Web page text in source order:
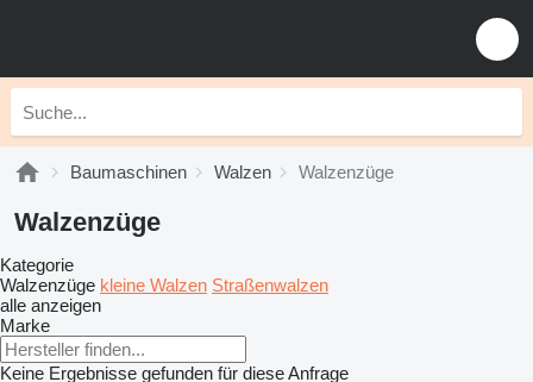
Baumaschinen Walzen Walzenzüge
Walzenzüge
Kategorie
Walzenzüge kleine Walzen Straßenwalzen
alle anzeigen
Marke
Keine Ergebnisse gefunden für diese Anfrage